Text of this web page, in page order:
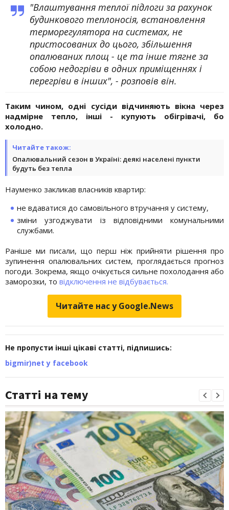
"Влаштування теплої підлоги за рахунок
будинкового теплоносія, встановлення
терморегулятора на системах, не
пристосованих до цього, збільшення
опалюваних площ - це та інше тягне за
собою недогріви в одних приміщеннях і
перегріви в інших", - розповів він.
Таким чином, одні сусіди відчиняють вікна через
надмірне тепло, інші - купують обігрівачі, бо
холодно.
Читайте також:
Опалювальний сезон в Україні: деякі населені пункти
будуть без тепла
Науменко закликав власників квартир:
не вдаватися до самовільного втручання у систему,
зміни узгоджувати із відповідними комунальними
службами.
Раніше ми писали, що перш ніж прийняти рішення про
зупинення опалювальних систем, проглядається прогноз
погоди. Зокрема, якщо очікується сильне похолодання або
заморозки, то відключення не відбувається.
Читайте нас у Google.News
Не пропусти інші цікаві статті, підпишись:
bigmir)net у facebook
Статті на тему